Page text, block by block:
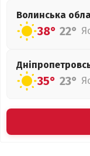
Волинська
38° 22°
35° 23°